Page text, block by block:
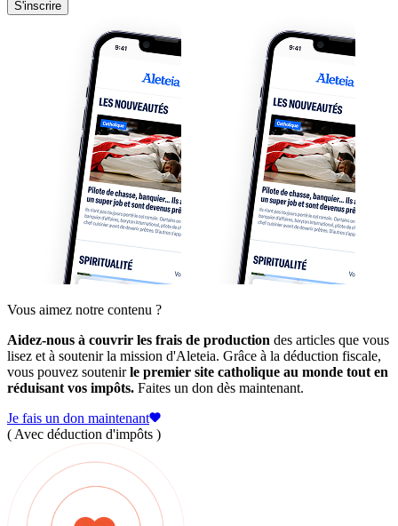
S'inscrire
Vous aimez notre contenu ?
Aidez-nous à couvrir les frais de production des articles que vous
lisez et à soutenir la mission d'Aleteia. Grâce à la déduction fiscale,
vous pouvez soutenirle premier site catholique au monde tout en
réduisant vos impôts. Faites un don dès maintenant.
Je fais un don maintenant
( Avec déduction d'impôts )